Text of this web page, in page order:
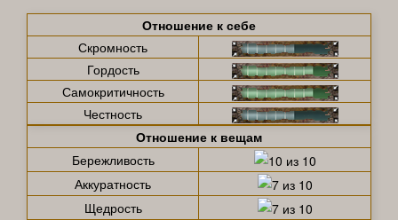
Отношение к себе
Скромность
Гордость
Самокритичность
Честность
Отношение к вещам
Бережливость
Аккуратность
Щедрость